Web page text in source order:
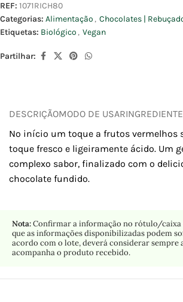
REF: 1071RICH80
Categorias: Alimentação , Chocolates |
Etiquetas: Biológico , Vegan
Partilhar:
DESCRIÇÃOMODO DE USAR
No início um toque a frutos vermelhos
toque fresco e ligeiramente ácido. Um
complexo sabor, finalizado com o
chocolate fundido.
Nota:Confirmar a informação no rótulo/caixa
que as informações disponibilizadas podem
acordo com o lote, deverá considerar sempre
acompanha o produto recebido.